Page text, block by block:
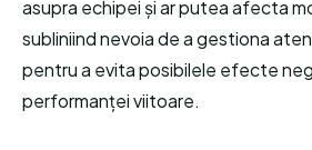
asupra echipei și ar putea afecta
subliniind nevoia de a gestiona
pentru a evita posibilele efecte
performanței viitoare.